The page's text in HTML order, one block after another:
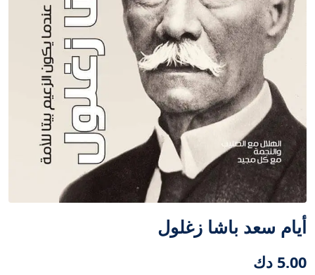
أيام سعد باشا زغلول
5.00 دك